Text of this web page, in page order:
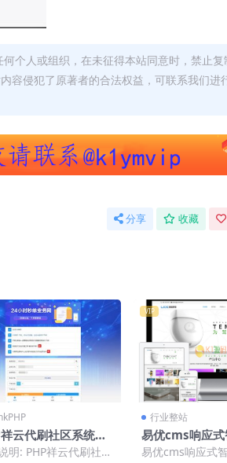
个人或组织，在未征得本站同意时，禁止复
容侵犯了原著者的合法权益，可联系我们进
分享 收藏
云代刷社区系统自
源码 21套前台模板
明: PHP祥云代刷社区
VIP
行业整站
易优cms响应式
设备类网站模板
易优cms响应式